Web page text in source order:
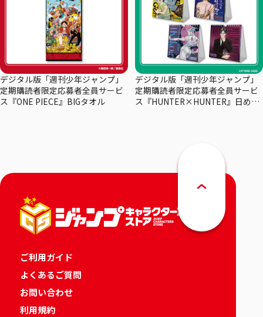
デジタル版「週刊少年ジャンプ」
定期購読者限定応募者全員サービ
ス『ONE PIECE』BIGタオル
デジタル版「週刊少年ジャンプ」
定期購読者限定応募者全員サービ
ス『HUNTER×HUNTER』日めく
ご利用ガイド
よくあるご質問
お問い合わせ
利用規約